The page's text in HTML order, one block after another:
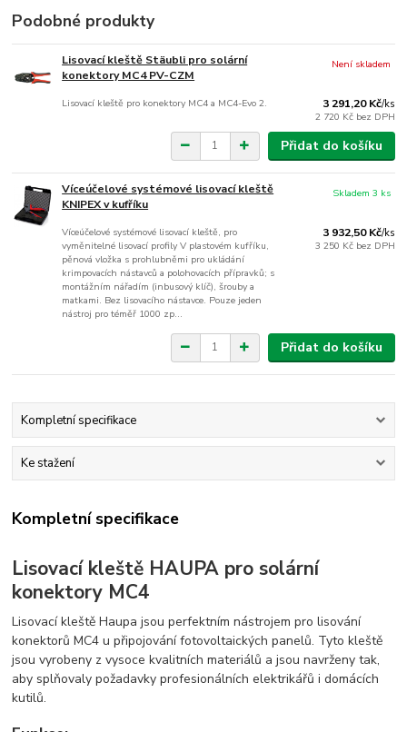
Podobné produkty
Lisovací kleště Stäubli pro solární
konektory MC4 PV-CZM
Lisovací kleště pro konektory MC4 a MC4-Evo 2. 3 291,20 Kč/ks
2 720 Kč bez DPH
Není skladem
Přidat do košíku
Víceúčelové systémové lisovací kleště
KNIPEX v kufříku
Víceúčelové systémové lisovací kleště, pro
vyměnitelné lisovací profily V plastovém kufříku,
pěnová vložka s prohlubněmi pro ukládání
krimpovacích nástavců a polohovacích přípravků; s
montážním nářadím (inbusový klíč), šrouby a
matkami. Bez lisovacího nástavce. Pouze jeden
nástroj pro téměř 1000 zp...
3 932,50 Kč/ks
3 250 Kč bez DPH
Skladem 3 ks
Přidat do košíku
Kompletní specifikace
Ke stažení
Kompletní specifikace
Lisovací kleště HAUPA pro solární
konektory MC4
Lisovací kleště Haupa jsou perfektním nástrojem pro lisování
konektorů MC4 u připojování fotovoltaických panelů. Tyto kleště
jsou vyrobeny z vysoce kvalitních materiálů a jsou navrženy tak,
aby splňovaly požadavky profesionálních elektrikářů i domácích
kutilů.